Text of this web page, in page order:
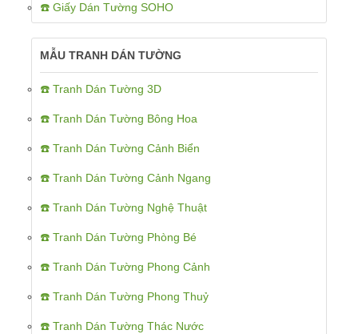
☎️ Giấy Dán Tường SOHO
MẪU TRANH DÁN TƯỜNG
☎️ Tranh Dán Tường 3D
☎️ Tranh Dán Tường Bông Hoa
☎️ Tranh Dán Tường Cảnh Biển
☎️ Tranh Dán Tường Cảnh Ngang
☎️ Tranh Dán Tường Nghệ Thuật
☎️ Tranh Dán Tường Phòng Bé
☎️ Tranh Dán Tường Phong Cảnh
☎️ Tranh Dán Tường Phong Thuỷ
☎️ Tranh Dán Tường Thác Nước